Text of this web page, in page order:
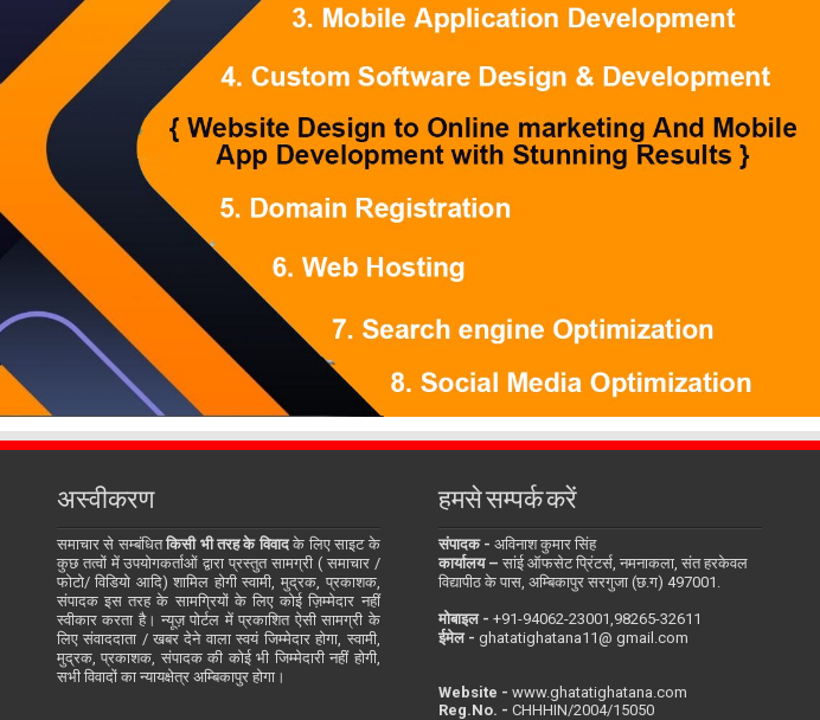
अस्वीकरण
समाचार से सम्बंधितकिसी भी तरह के विवादके लिए साइट के
कुछ तत्वों में उपयोगकर्ताओं द्वारा प्रस्तुत सामग्री ( समाचार /
फोटो/ विडियो आदि) शामिल होगी स्वामी, मुद्रक, प्रकाशक,
संपादक इस तरह के सामग्रियों के लिए कोई ज़िम्मेदार नहीं
स्वीकार करता है। न्यूज़ पोर्टल में प्रकाशित ऐसी सामग्री के
लिए संवाददाता / खबर देने वाला स्वयं जिम्मेदार होगा, स्वामी,
मुद्रक, प्रकाशक, संपादक की कोई भी जिम्मेदारी नहीं होगी,
सभी विवादों का न्यायक्षेत्र अम्बिकापुर होगा।
हमसे सम्पर्क करें
संपादक -अविनाश कुमार सिंह
कार्यालय –सांई ऑफसेट प्रिंटर्स, नमनाकला, संत हरकेवल
विद्यापीठ के पास, अम्बिकापुर सरगुजा (छ.ग) 497001.
मोबाइल - ‪+91-94062-23001‬,98265-32611
ईमेल -ghatatighatana11@ gmail.com
Website -www.ghatatighatana.com
Reg.No. -CHHHIN/2004/15050